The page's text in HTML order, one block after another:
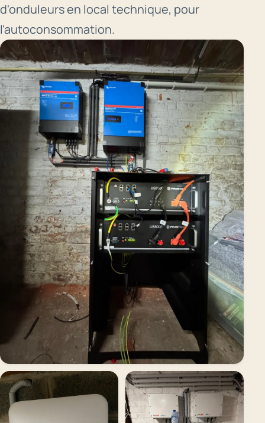
d'onduleurs en local technique, pour
l'autoconsommation.